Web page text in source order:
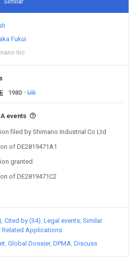
Fukui
Inc
1980 US
events
filed by Shimano Industrial Co Ltd
of DE2819471A1
granted
of DE2819471C2
Cited by (34) Legal events Similar
Related Applications
Global Dossier DPMA Discuss